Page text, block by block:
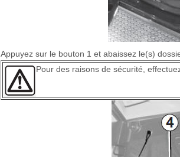
Appuyez sur le bouton 1 et abaissez le(s)
Pour des raisons de sécurité,